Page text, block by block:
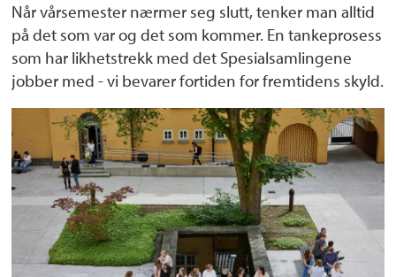
Når vårsemester nærmer seg slutt, tenker man alltid
på det som var og det som kommer. En tankeprosess
som har likhetstrekk med det Spesialsamlingene
jobber med - vi bevarer fortiden for fremtidens skyld.